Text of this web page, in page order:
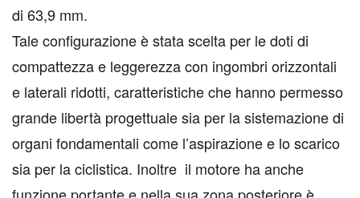
di 63,9 mm.
Tale configurazione è stata scelta per le doti di
compattezza e leggerezza con ingombri orizzontali
e laterali ridotti, caratteristiche che hanno permesso
grande libertà progettuale sia per la sistemazione di
organi fondamentali come l’aspirazione e lo scarico
sia per la ciclistica. Inoltre il motore ha anche